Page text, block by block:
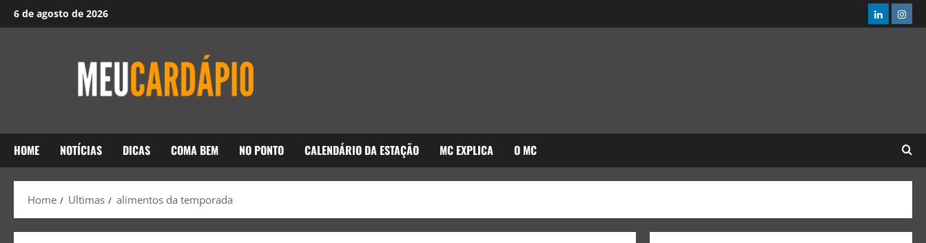
6 de agosto de 2026
HOME NOTÍCIAS DICAS COMA BEM NO PONTO CALENDÁRIO DA ESTAÇÃO MC EXPLICA O MC
Home Ultimas alimentos da temporada